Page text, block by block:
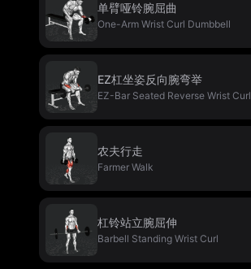
单臂哑铃腕屈曲
One-Arm Wrist Curl Dumbbell
EZ杠坐姿反向腕弯举
EZ-Bar Seated Reverse Wrist Curl
农夫行走
Farmer Walk
杠铃站立腕屈伸
Barbell Standing Wrist Curl